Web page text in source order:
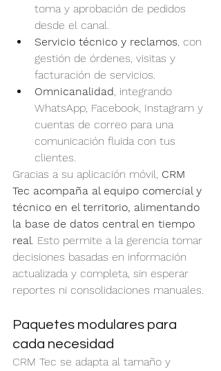
toma y aprobación de pedidos
desde el canal.
Servicio técnico y reclamos, con
gestión de órdenes, visitas y
facturación de servicios.
Omnicanalidad, integrando
WhatsApp, Facebook, Instagram y
cuentas de correo para una
comunicación fluida con tus
clientes.
Gracias a su aplicación móvil, CRM
Tec acompaña al equipo comercial y
técnico en el territorio, alimentando
la base de datos central en tiempo
real. Esto permite a la gerencia tomar
decisiones basadas en información
actualizada y completa, sin esperar
reportes ni consolidaciones manuales.
Paquetes modulares para
cada necesidad
CRM Tec se adapta al tamaño y